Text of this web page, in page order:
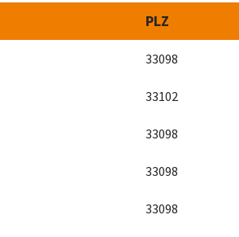
PLZ
33098
33102
33098
33098
33098